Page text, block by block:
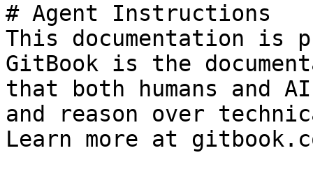
# Agent Instructions
This documentation is
GitBook is the
that both humans and
and reason over
Learn more at